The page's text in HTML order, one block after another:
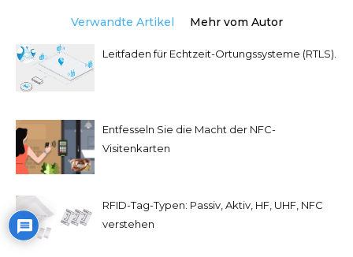
Verwandte Artikel Mehr vom Autor
Leitfaden für Echtzeit-Ortungssysteme (RTLS).
Entfesseln Sie die Macht der NFC-
Visitenkarten
RFID-Tag-Typen: Passiv, Aktiv, HF, UHF, NFC
verstehen